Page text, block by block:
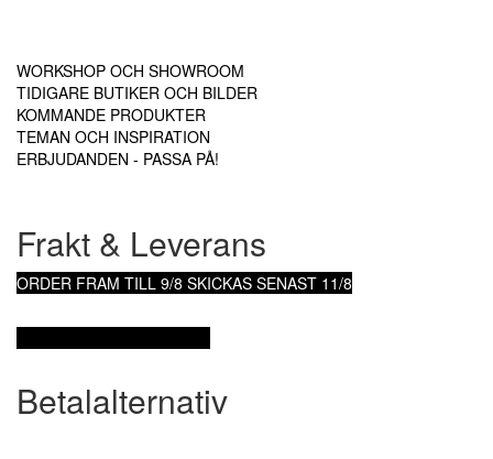
WORKSHOP OCH SHOWROOM
TIDIGARE BUTIKER OCH BILDER
KOMMANDE PRODUKTER
TEMAN OCH INSPIRATION
ERBJUDANDEN - PASSA PÅ!
Frakt & Leverans
ORDER FRAM TILL 9/8 SKICKAS SENAST 11/8
Betalalternativ